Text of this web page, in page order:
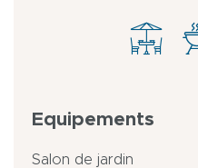
Equipements
Salon de jardin